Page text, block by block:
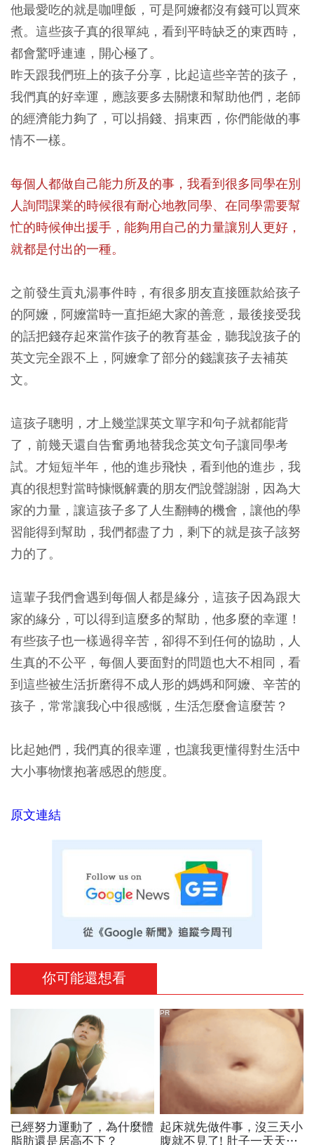
他最愛吃的就是咖哩飯，可是阿嬤都沒有錢可以買來
煮。這些孩子真的很單純，看到平時缺乏的東西時，
都會驚呼連連，開心極了。
昨天跟我們班上的孩子分享，比起這些辛苦的孩子，
我們真的好幸運，應該要多去關懷和幫助他們，老師
的經濟能力夠了，可以捐錢、捐東西，你們能做的事
情不一樣。
每個人都做自己能力所及的事，我看到很多同學在別
人詢問課業的時候很有耐心地教同學、在同學需要幫
忙的時候伸出援手，能夠用自己的力量讓別人更好，
就都是付出的一種。
之前發生貢丸湯事件時，有很多朋友直接匯款給孩子
的阿嬤，阿嬤當時一直拒絕大家的善意，最後接受我
的話把錢存起來當作孩子的教育基金，聽我說孩子的
英文完全跟不上，阿嬤拿了部分的錢讓孩子去補英
文。
這孩子聰明，才上幾堂課英文單字和句子就都能背
了，前幾天還自告奮勇地替我念英文句子讓同學考
試。才短短半年，他的進步飛快，看到他的進步，我
真的很想對當時慷慨解囊的朋友們說聲謝謝，因為大
家的力量，讓這孩子多了人生翻轉的機會，讓他的學
習能得到幫助，我們都盡了力，剩下的就是孩子該努
力的了。
這輩子我們會遇到每個人都是緣分，這孩子因為跟大
家的緣分，可以得到這麼多的幫助，他多麼的幸運！
有些孩子也一樣過得辛苦，卻得不到任何的協助，人
生真的不公平，每個人要面對的問題也大不相同，看
到這些被生活折磨得不成人形的媽媽和阿嬤、辛苦的
孩子，常常讓我心中很感慨，生活怎麼會這麼苦？
比起她們，我們真的很幸運，也讓我更懂得對生活中
大小事物懷抱著感恩的態度。
原文連結
你可能還想看
已經努力運動了，為什麼體
脂肪還是居高不下？
起床就先做件事，沒三天小
腹就不見了! 肚子一天天變
PR